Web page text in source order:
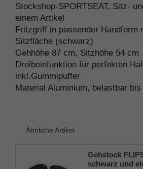
Stockshop-SPORTSEAT, Sitz-
einem Artikel
Fritzgriff in passender Handform
Sitzfläche (schwarz)
Gehhöhe 87 cm, Sitzhöhe 54 cm
Dreibeinfunktion für perfekten
inkl.Gummipuffer
Material Aluminium, belastbar bis
Ähnliche Artikel
Gehstock
schwarz und